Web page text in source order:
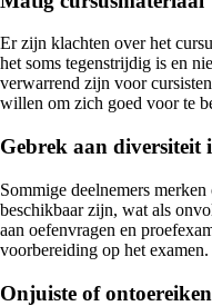
Er zijn klachten over het
het soms tegenstrijdig is en
verwarrend zijn voor
willen om zich goed voor te
Gebrek aan diversiteit
Sommige deelnemers
beschikbaar zijn, wat als
aan oefenvragen en
voorbereiding op het examen.
Onjuiste of